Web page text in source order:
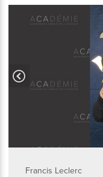
Francis Leclerc